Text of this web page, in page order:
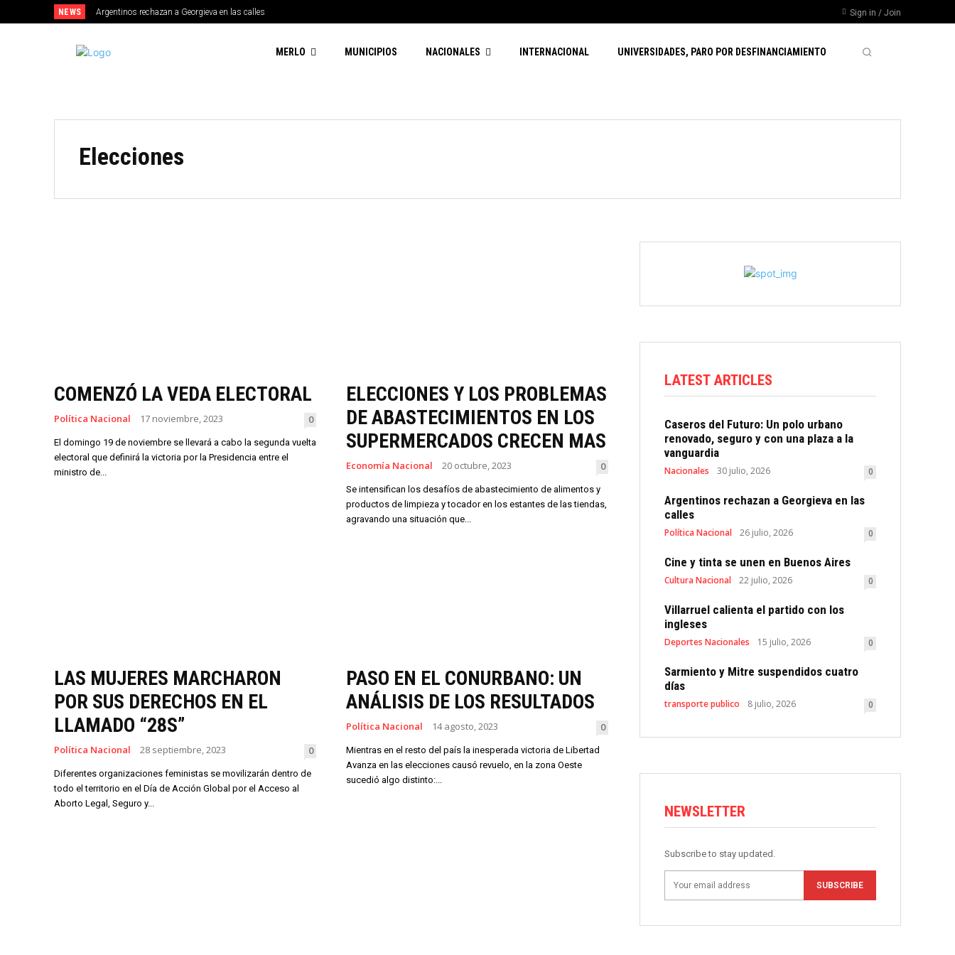
NEWS Argentinos rechazan a Georgieva en las calles Sign in / Join
MERLO MUNICIPIOS NACIONALES INTERNACIONAL UNIVERSIDADES, PARO POR DESFINANCIAMIENTO
Elecciones
COMENZÓ LA VEDA ELECTORAL
Política Nacional 17 noviembre, 2023 0
El domingo 19 de noviembre se llevará a cabo la segunda vuelta
electoral que definirá la victoria por la Presidencia entre el
ministro de...
ELECCIONES Y LOS PROBLEMAS
DE ABASTECIMIENTOS EN LOS
SUPERMERCADOS CRECEN MAS
Economía Nacional 20 octubre, 2023 0
Se intensifican los desafíos de abastecimiento de alimentos y
productos de limpieza y tocador en los estantes de las tiendas,
agravando una situación que...
LAS MUJERES MARCHARON
POR SUS DERECHOS EN EL
LLAMADO “28S”
Política Nacional 28 septiembre, 2023 0
Diferentes organizaciones feministas se movilizarán dentro de
todo el territorio en el Día de Acción Global por el Acceso al
Aborto Legal, Seguro y...
PASO EN EL CONURBANO: UN
ANÁLISIS DE LOS RESULTADOS
Política Nacional 14 agosto, 2023 0
Mientras en el resto del país la inesperada victoria de Libertad
Avanza en las elecciones causó revuelo, en la zona Oeste
sucedió algo distinto:...
LATEST ARTICLES
Caseros del Futuro: Un polo urbano
renovado, seguro y con una plaza a la
vanguardia
Nacionales 30 julio, 2026 0
Argentinos rechazan a Georgieva en las
calles
Política Nacional 26 julio, 2026 0
Cine y tinta se unen en Buenos Aires
Cultura Nacional 22 julio, 2026 0
Villarruel calienta el partido con los
ingleses
Deportes Nacionales 15 julio, 2026 0
Sarmiento y Mitre suspendidos cuatro
días
transporte publico 8 julio, 2026 0
NEWSLETTER
Subscribe to stay updated.
SUBSCRIBE